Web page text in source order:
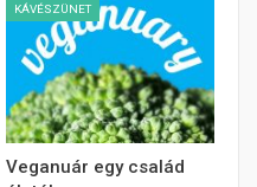
KÁVÉSZÜNET
Veganuár egy család